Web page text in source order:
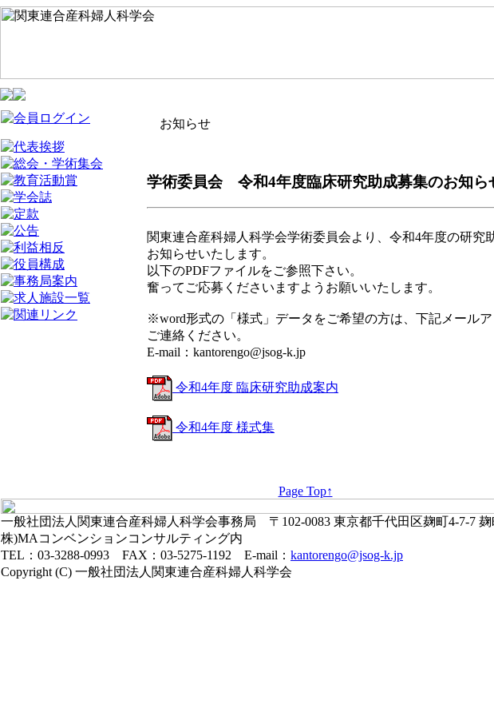
お知らせ
学術委員会 令和4年度臨床研究助成募集のお知
関東連合産科婦人科学会学術委員会より、令和4年度の研究
お知らせいたします。
以下のPDFファイルをご参照下さい。
奮ってご応募くださいますようお願いいたします。
※word形式の「様式」データをご希望の方は、下記メール
ご連絡ください。
E-mail：kantorengo@jsog-k.jp
令和4年度 臨床研究助成案内
令和4年度 様式集
Page Top↑
一般社団法人関東連合産科婦人科学会事務局 〒102-0083 東京都千代田区麹町4-7-7
株)MAコンベンションコンサルティング内
TEL：03-3288-0993 FAX：03-5275-1192 E-mail： kantorengo@jsog-k.jp
Copyright (C) 一般社団法人関東連合産科婦人科学会